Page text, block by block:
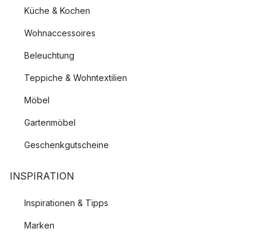
Küche & Kochen
Wohnaccessoires
Beleuchtung
Teppiche & Wohntextilien
Möbel
Gartenmöbel
Geschenkgutscheine
INSPIRATION
Inspirationen & Tipps
Marken